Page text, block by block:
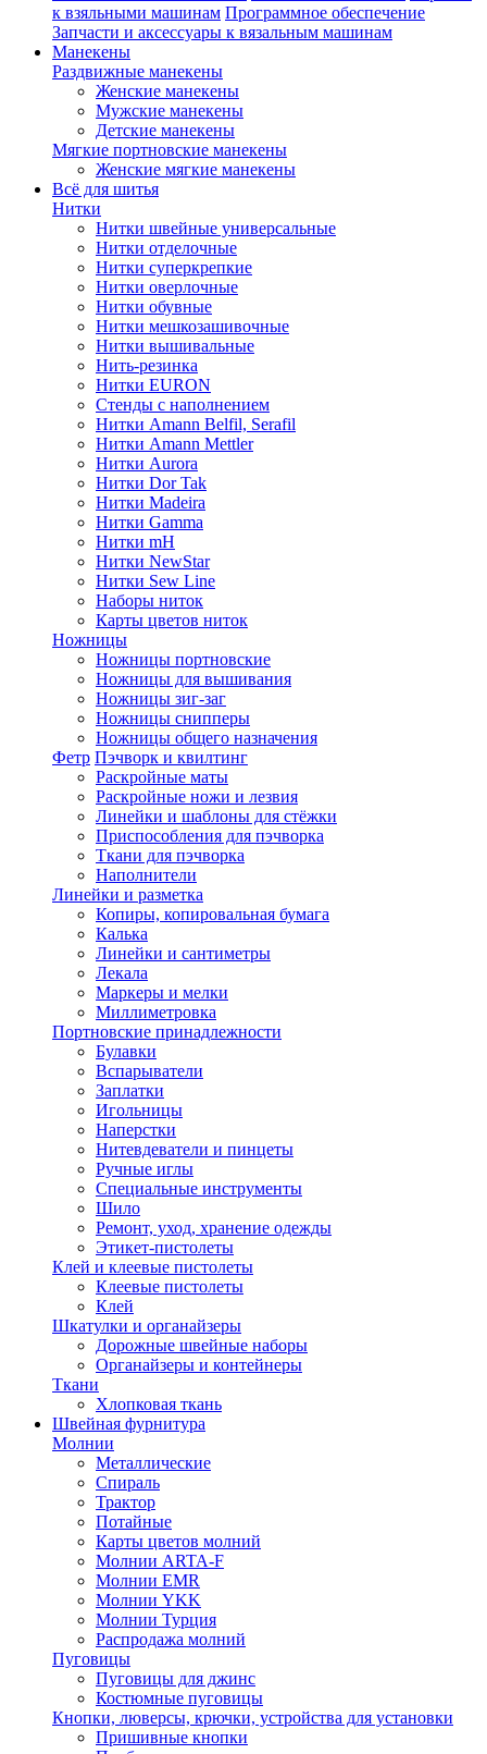
к взяльными машинам Программное обеспечение
Запчасти и аксессуары к вязальным машинам
Манекены
Раздвижные манекены
Женские манекены
Мужские манекены
Детские манекены
Мягкие портновские манекены
Женские мягкие манекены
Всё для шитья
Нитки
Нитки швейные универсальные
Нитки отделочные
Нитки суперкрепкие
Нитки оверлочные
Нитки обувные
Нитки мешкозашивочные
Нитки вышивальные
Нить-резинка
Нитки EURON
Стенды с наполнением
Нитки Amann Belfil, Serafil
Нитки Amann Mettler
Нитки Aurora
Нитки Dor Tak
Нитки Madeira
Нитки Gamma
Нитки mH
Нитки NewStar
Нитки Sew Line
Наборы ниток
Карты цветов ниток
Ножницы
Ножницы портновские
Ножницы для вышивания
Ножницы зиг-заг
Ножницы снипперы
Ножницы общего назначения
Фетр Пэчворк и квилтинг
Раскройные маты
Раскройные ножи и лезвия
Линейки и шаблоны для стёжки
Приспособления для пэчворка
Ткани для пэчворка
Наполнители
Линейки и разметка
Копиры, копировальная бумага
Калька
Линейки и сантиметры
Лекала
Маркеры и мелки
Миллиметровка
Портновские принадлежности
Булавки
Вспарыватели
Заплатки
Игольницы
Наперстки
Нитевдеватели и пинцеты
Ручные иглы
Специальные инструменты
Шило
Ремонт, уход, хранение одежды
Этикет-пистолеты
Клей и клеевые пистолеты
Клеевые пистолеты
Клей
Шкатулки и органайзеры
Дорожные швейные наборы
Органайзеры и контейнеры
Ткани
Хлопковая ткань
Швейная фурнитура
Молнии
Металлические
Спираль
Трактор
Потайные
Карты цветов молний
Молнии ARTA-F
Молнии EMR
Молнии YKK
Молнии Турция
Распродажа молний
Пуговицы
Пуговицы для джинс
Костюмные пуговицы
Кнопки, люверсы, крючки, устройства для установки
Пришивные кнопки